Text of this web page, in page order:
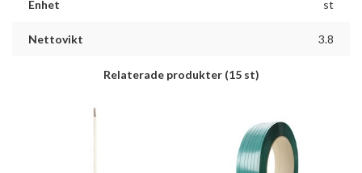
Enhet st
Nettovikt 3.8
Relaterade produkter (15 st)